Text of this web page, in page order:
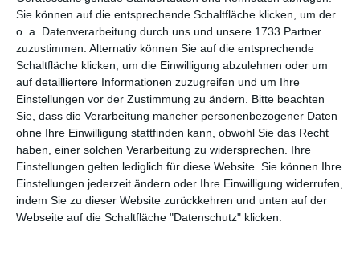
Sie können auf die entsprechende Schaltfläche klicken, um der
o. a. Datenverarbeitung durch uns und unsere 1733 Partner
zuzustimmen. Alternativ können Sie auf die entsprechende
Schaltfläche klicken, um die Einwilligung abzulehnen oder um
auf detailliertere Informationen zuzugreifen und um Ihre
Einstellungen vor der Zustimmung zu ändern.
Bitte beachten
Sie, dass die Verarbeitung mancher personenbezogener Daten
ohne Ihre Einwilligung stattfinden kann, obwohl Sie das Recht
haben, einer solchen Verarbeitung zu widersprechen. Ihre
Einstellungen gelten lediglich für diese Website. Sie können Ihre
Einstellungen jederzeit ändern oder Ihre Einwilligung widerrufen,
indem Sie zu dieser Website zurückkehren und unten auf der
Webseite auf die Schaltfläche "Datenschutz" klicken.
Großmuttertag
Komplimente
Kisseo©